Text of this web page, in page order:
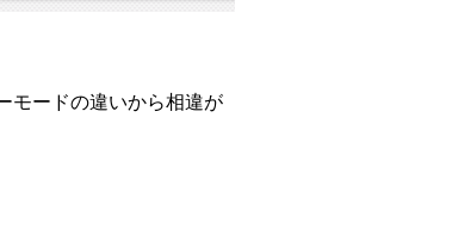
モードの違いから相違が